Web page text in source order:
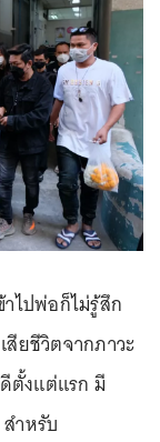
ไปพ่อก็ไม่รู้สึก
สียชีวิตจากภาวะ
ตั้งแต่แรก มี
ำหรับ